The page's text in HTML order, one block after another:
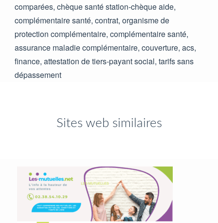
comparées, chèque santé station-chèque aide,
complémentaire santé, contrat, organisme de
protection complémentaire, complémentaire santé,
assurance maladie complémentaire, couverture, acs,
finance, attestation de tiers-payant social, tarifs sans
dépassement
Sites web similaires